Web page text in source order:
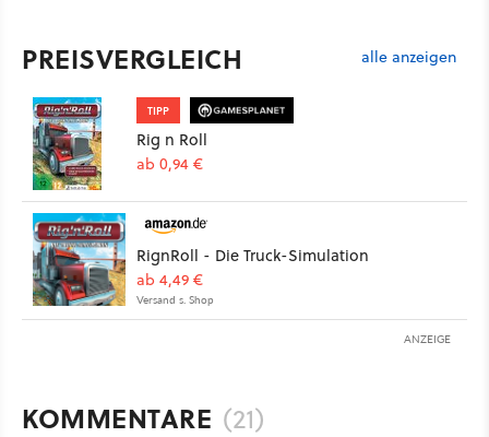
PREISVERGLEICH alle anzeigen
TIPP
Rig n Roll
ab 0,94 €
RignRoll - Die Truck-Simulation
ab 4,49 €
Versand s. Shop
ANZEIGE
KOMMENTARE (21)